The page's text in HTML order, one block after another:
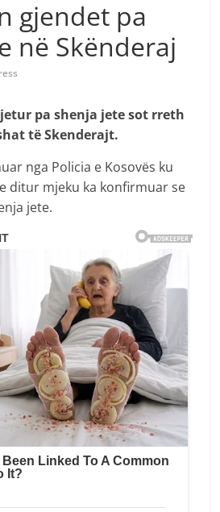
gjendet pa
në Skënderaj
pa shenja jete sot rreth
të Skenderajt.
nga Policia e Kosovës ku
ditur mjeku ka konfirmuar se
jete.